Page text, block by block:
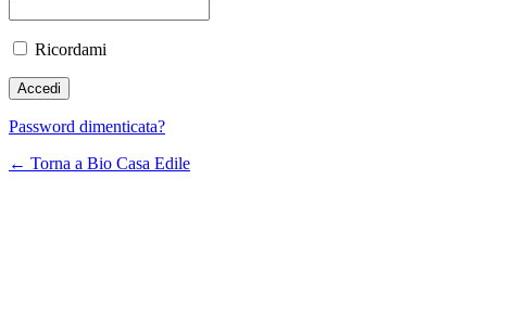
Ricordami
Password dimenticata?
← Torna a Bio Casa Edile